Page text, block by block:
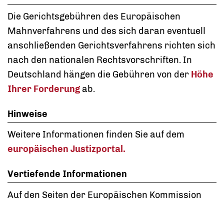
Die Gerichtsgebühren des Europäischen
Mahnverfahrens und des sich daran eventuell
anschließenden Gerichtsverfahrens richten sich
nach den nationalen Rechtsvorschriften. In
Deutschland hängen die Gebühren von der Höhe
Ihrer Forderung ab.
Hinweise
Weitere Informationen finden Sie auf dem
europäischen Justizportal.
Vertiefende Informationen
Auf den Seiten der Europäischen Kommission